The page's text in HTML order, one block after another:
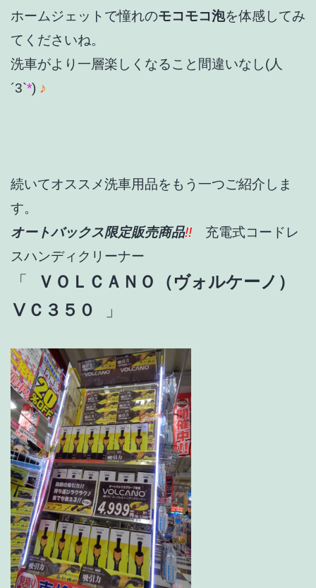
ホームジェットで憧れのモコモコ泡を体感してみ
てくださいね。
洗車がより一層楽しくなること間違いなし(人
´3`*) ♪
続いてオススメ洗車用品をもう一つご紹介しま
す。
オートバックス限定販売商品!!
充電式コードレ
スハンディクリーナー
「
ＶＯＬＣＡＮＯ（ヴォルケーノ）
ⅤＣ３５０
」